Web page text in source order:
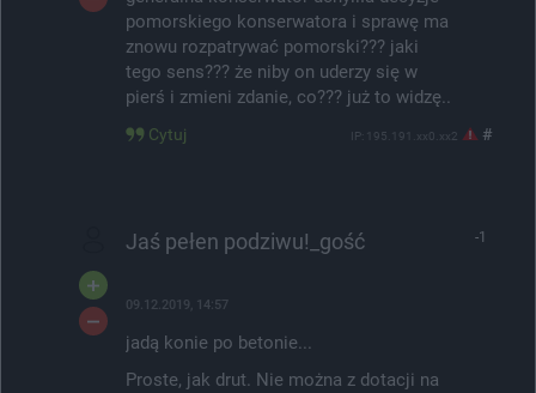
pomorskiego konserwatora i sprawę ma
znowu rozpatrywać pomorski??? jaki
tego sens??? że niby on uderzy się w
pierś i zmieni zdanie, co??? już to widzę..
Cytuj IP: 195.191.xx0.xx2 #
-1
Jaś pełen podziwu!_gość
09.12.2019, 14:57
jadą konie po betonie...
Proste, jak drut. Nie można z dotacji na